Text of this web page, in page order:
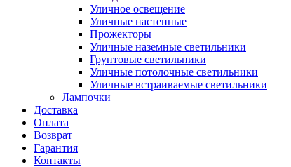
Уличное освещение
Уличные настенные
Прожекторы
Уличные наземные светильники
Грунтовые светильники
Уличные потолочные светильники
Уличные встраиваемые светильники
Лампочки
Доставка
Оплата
Возврат
Гарантия
Контакты